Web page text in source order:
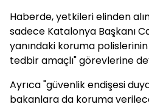
Haberde, yetkileri elinden
sadece Katalonya Başkanı
yanındaki koruma
tedbir amaçlı" görevlerine
Ayrıca "güvenlik endişesi
bakanlara da koruma